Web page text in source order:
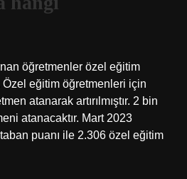
öğretmenler özel eğitim
eğitim öğretmenleri için
atanarak artırılmıştır. 2 bin
atanacaktır. Mart 2023
puanı ile 2.306 özel eğitim